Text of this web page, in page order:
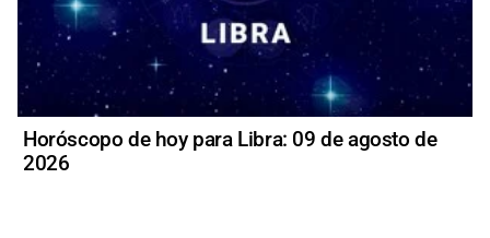
Horóscopo de hoy para Libra: 09 de agosto de
2026